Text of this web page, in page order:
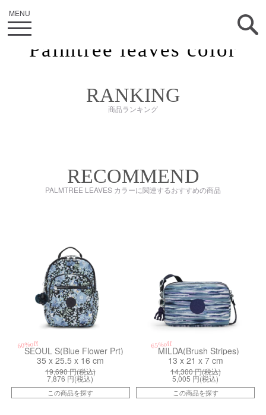
Palmtree leaves color
RANKING
商品ランキング
RECOMMEND
PALMTREE LEAVES カラーに関連するおすすめの商品
60%off
SEOUL S(Blue Flower Prt)
35 x 25.5 x 16 cm
19,690円(税込)
7,876 円(税込)
この商品を探す
65%off
MILDA(Brush Stripes)
13 x 21 x 7 cm
14,300円(税込)
5,005 円(税込)
この商品を探す